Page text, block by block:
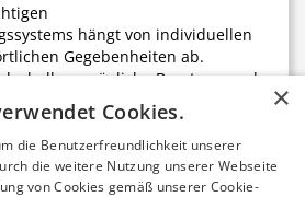
hängt von individuellen
Gegebenheiten ab.
persönliche Beratung und
damit Sie genau das
Ihnen passt – ob Aktivkohlefilter,
oder
×
Cookies.
die Benutzerfreundlichkeit unserer
die weitere Nutzung unserer Webseite
von Cookies gemäß unserer Cookie-